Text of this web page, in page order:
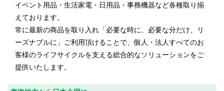
イベント用品・生活家電・日用品・事務機器など各種取り揃
えております。
常に最新の商品を取り入れ「必要な時に、必要な分だけ、リ
ーズナブルに」ご利用頂けることで、個人・法人すべてのお
客様のライフサイクルを支える総合的なソリューションをご
提供いたします。